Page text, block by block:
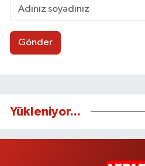
Gönder
Yükleniyor...